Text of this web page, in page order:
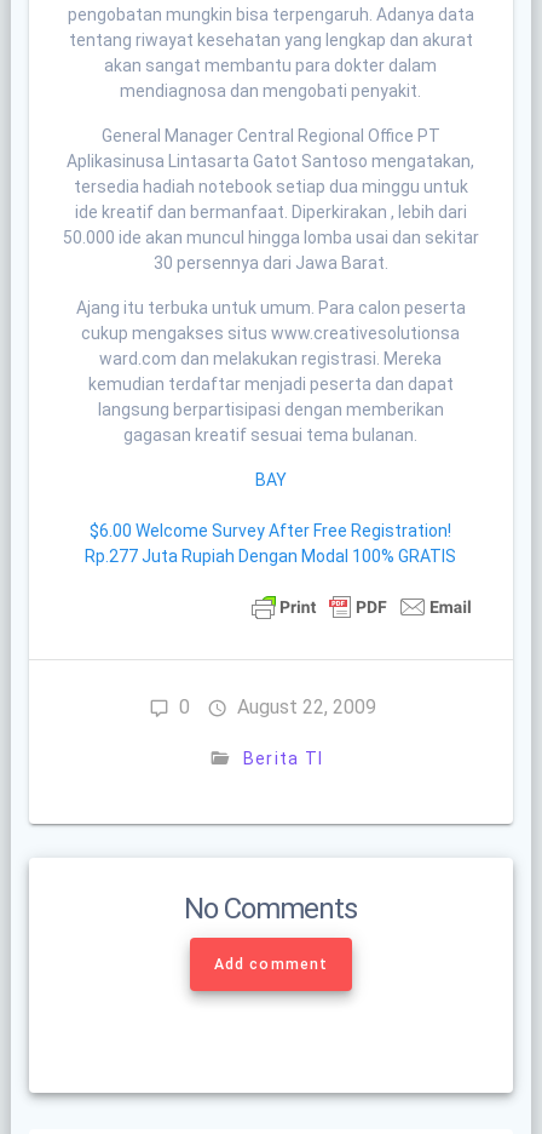
pengobatan mungkin bisa terpengaruh. Adanya data
tentang riwayat kesehatan yang lengkap dan akurat
akan sangat membantu para dokter dalam
mendiagnosa dan mengobati penyakit.
General Manager Central Regional Office PT
Aplikasinusa Lintasarta Gatot Santoso mengatakan,
tersedia hadiah notebook setiap dua minggu untuk
ide kreatif dan bermanfaat. Diperkirakan , lebih dari
50.000 ide akan muncul hingga lomba usai dan sekitar
30 persennya dari Jawa Barat.
Ajang itu terbuka untuk umum. Para calon peserta
cukup mengakses situs www.creativesolutionsa
ward.com dan melakukan registrasi. Mereka
kemudian terdaftar menjadi peserta dan dapat
langsung berpartisipasi dengan memberikan
gagasan kreatif sesuai tema bulanan.
BAY
$6.00 Welcome Survey After Free Registration!
Rp.277 Juta Rupiah Dengan Modal 100% GRATIS
0 August 22, 2009
Berita TI
No Comments
Add comment